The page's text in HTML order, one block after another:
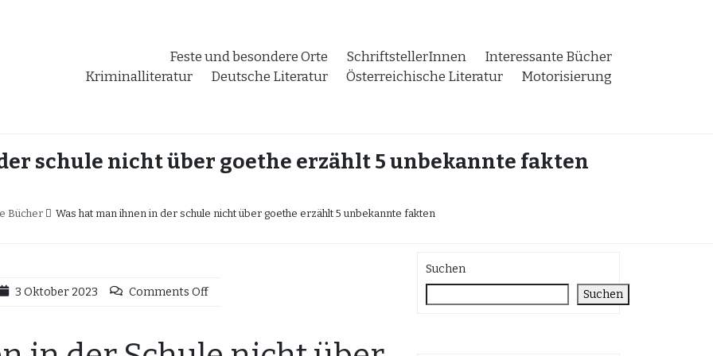
Feste und besondere Orte SchriftstellerInnen
Interessante Bücher
Kriminalliteratur
Deutsche Literatur Österreichische Literatur Motorisierung
schule nicht über goethe erzählt 5 unbekannte fakten
Bücher Was hat man ihnen in der schule nicht über goethe erzählt 5 unbekannte fakten
3 Oktober 2023 Comments Off
Suchen
Suchen